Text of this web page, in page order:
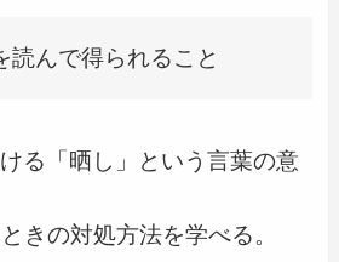
読んで得られること
る「晒し」という言葉の意
きの対処方法を学べる。